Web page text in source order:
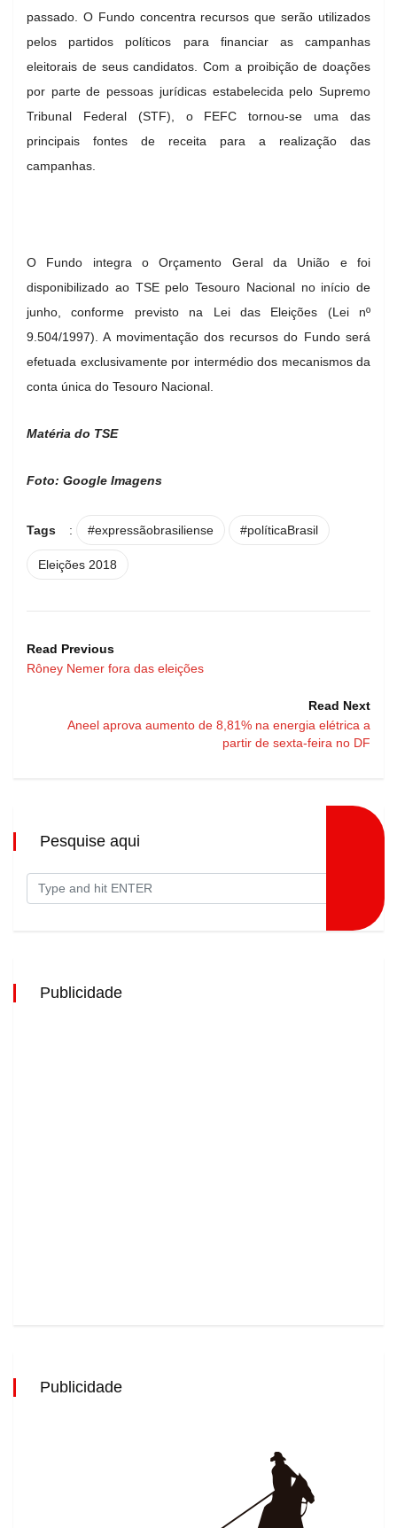
passado. O Fundo concentra recursos que serão utilizados
pelos partidos políticos para financiar as campanhas
eleitorais de seus candidatos. Com a proibição de doações
por parte de pessoas jurídicas estabelecida pelo Supremo
Tribunal Federal (STF), o FEFC tornou-se uma das
principais fontes de receita para a realização das
campanhas.
O Fundo integra o Orçamento Geral da União e foi
disponibilizado ao TSE pelo Tesouro Nacional no início de
junho, conforme previsto na Lei das Eleições (Lei nº
9.504/1997). A movimentação dos recursos do Fundo será
efetuada exclusivamente por intermédio dos mecanismos da
conta única do Tesouro Nacional.
Matéria do TSE
Foto: Google Imagens
Tags : #expressãobrasiliense #políticaBrasil
Eleições 2018
Read Previous
Rôney Nemer fora das eleições
Read Next
Aneel aprova aumento de 8,81% na energia elétrica a
partir de sexta-feira no DF
Pesquise aqui
Publicidade
Publicidade